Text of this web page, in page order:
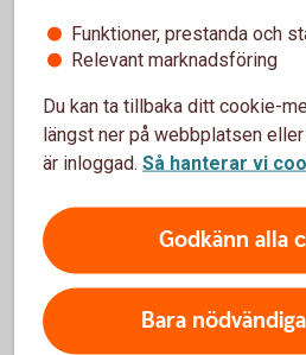
Tisdag: Öppet för bokad
Onsdag: 10.00-15.00
Torsdag: 10.00-17.30
Fredag: 10.00-13.00
Övrig tid bokas enligt
Örkelljunga
Funktioner, prestanda och
Relevant marknadsföring
Du kan ta tillbaka ditt cookie-
längst ner på webbplatsen
är inloggad. Så hanterar vi
Godkänn alla
Bara